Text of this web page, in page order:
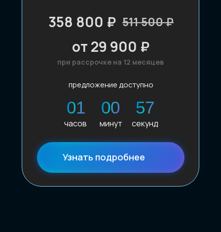
предложение доступно
минут секунд
часов
55
01 00
358 800 ₽
от 29 900 ₽
511 500 ₽
при рассрочке на 12 месяцев
Узнать подробнее